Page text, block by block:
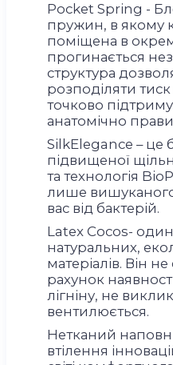
Pocket Spring -
пружин, в якому
поміщена в
прогинається
структура
розподіляти тиск
точково
анатомічно
SilkElegance – це
підвищеної
та технологія
лише
вас від бактерій.
Latex Cocos-
натуральних,
матеріалів. Він
рахунок
лігніну, не
вентилюється.
Нетканий
втілення